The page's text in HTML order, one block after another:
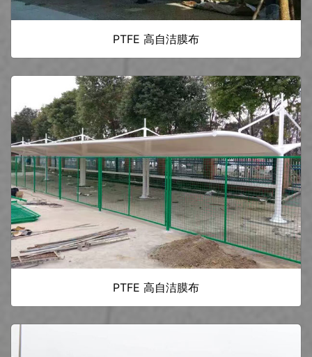
PTFE 高自洁膜布
PTFE 高自洁膜布